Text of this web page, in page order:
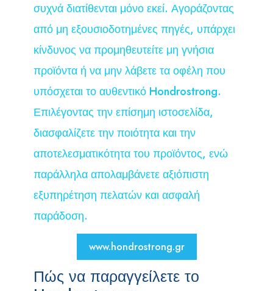
συχνά διατίθενται μόνο εκεί. Αγοράζοντας
από μη εξουσιοδοτημένες πηγές, υπάρχει
κίνδυνος να προμηθευτείτε μη γνήσια
προϊόντα ή να μην λάβετε τα οφέλη που
υπόσχεται το αυθεντικό Hondrostrong.
Επιλέγοντας την επίσημη ιστοσελίδα,
διασφαλίζετε την ποιότητα και την
αποτελεσματικότητα του προϊόντος, ενώ
παράλληλα απολαμβάνετε αξιόπιστη
εξυπηρέτηση πελατών και ασφαλή
παράδοση.
www.hondrostrong.gr
Πώς να παραγγείλετε το